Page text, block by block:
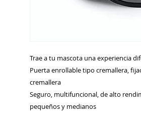
Trae a tu mascota una experiencia
Puerta enrollable tipo cremallera,
cremallera
Seguro, multifuncional, de alto
pequeños y medianos